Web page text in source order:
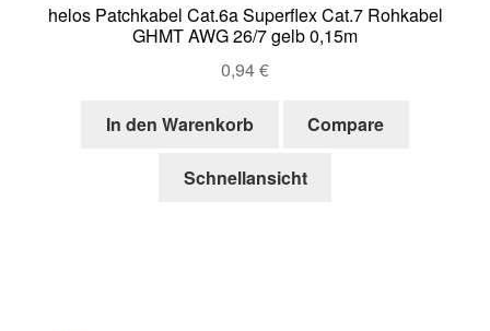
helos Patchkabel Cat.6a Superflex Cat.7 Rohkabel
GHMT AWG 26/7 gelb 0,15m
0,94€
In den Warenkorb Compare
Schnellansicht